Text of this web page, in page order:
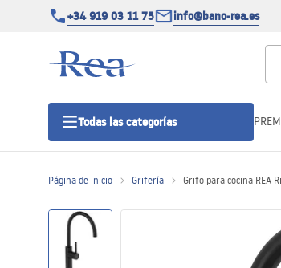
+34 919 03 11 75 info@bano-rea.es
Todas las categorías
Puertas de ducha
Página de inicio Grifería Grifo para cocina REA